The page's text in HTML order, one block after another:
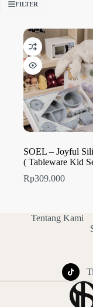
FILTER
SOEL – Joyful
( Tableware Kid
Rp309.000
Tentang Kami